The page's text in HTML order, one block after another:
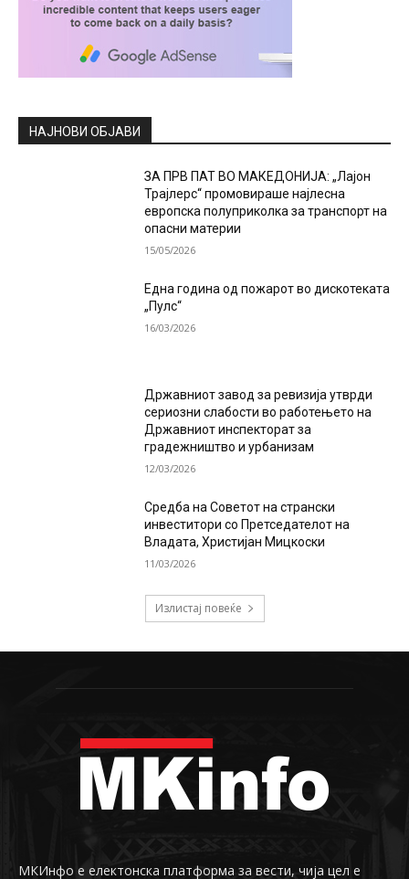
НАЈНОВИ ОБЈАВИ
ЗА ПРВ ПАТ ВО МАКЕДОНИЈА: „Лајон
Трајлерс“ промовираше најлесна
европска полуприколка за транспорт на
опасни материи
15/05/2026
Една година од пожарот во дискотеката
„Пулс“
16/03/2026
Државниот завод за ревизија утврди
сериозни слабости во работењето на
Државниот инспекторат за
градежништво и урбанизам
12/03/2026
Средба на Советот на странски
инвеститори со Претседателот на
Владата, Христијан Мицкоски
11/03/2026
Излистај повеќе
МКИнфо е електонска платформа за вести, чија цел е